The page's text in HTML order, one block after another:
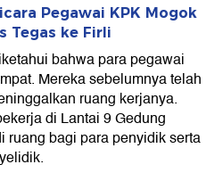
Pegawai KPK Mogok
Tegas ke Firli
bahwa para pegawai
Mereka sebelumnya telah
ruang kerjanya.
di Lantai 9 Gedung
ruang bagi para penyidik serta